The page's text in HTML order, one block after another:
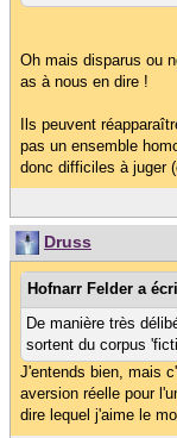
Oh mais disparus ou
as à nous en dire !
Ils peuvent
pas un ensemble
donc difficiles à juger
Druss
Hofnarr Felder a
De manière très
sortent du corpus
J'entends bien, mais
aversion réelle pour
dire lequel j'aime le